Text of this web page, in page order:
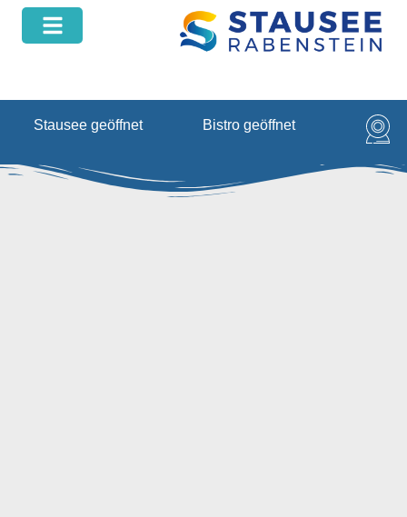
springen
Stausee geöffnet Bistro geöffnet